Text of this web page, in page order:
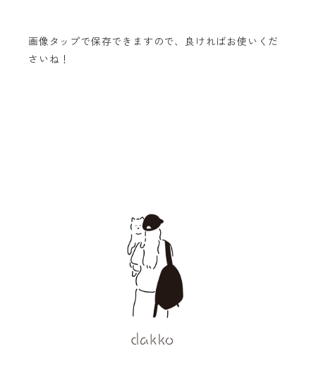
画像タップで保存できますので、良ければお使いくだ
さいね！